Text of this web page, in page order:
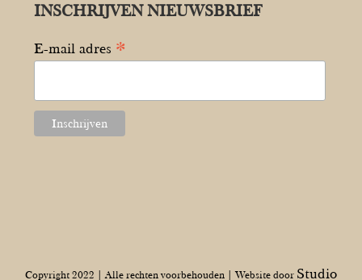
INSCHRIJVEN NIEUWSBRIEF
E-mail adres *
Copyright 2022 | Alle rechten voorbehouden | Website door Studio